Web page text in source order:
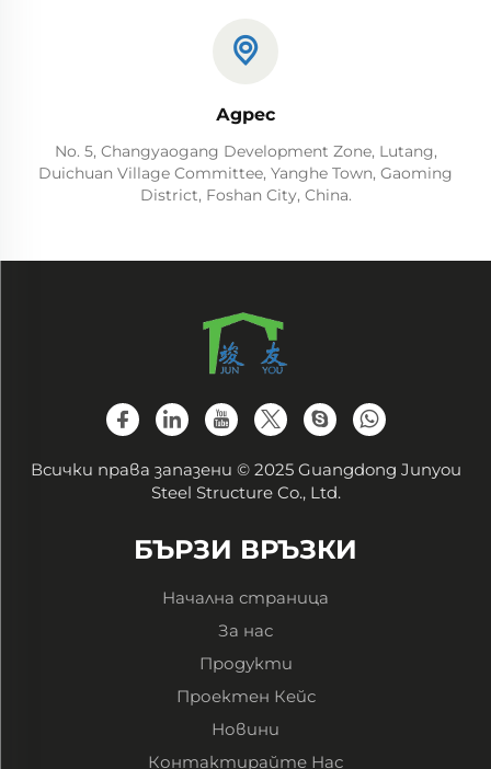
Адрес
No. 5, Changyaogang Development Zone, Lutang,
Duichuan Village Committee, Yanghe Town, Gaoming
District, Foshan City, China.
Всички права запазени © 2025 Guangdong Junyou
Steel Structure Co., Ltd.
БЪРЗИ ВРЪЗКИ
Начална страница
За нас
Продукти
Проектен Кейс
Новини
Контактирайте Нас